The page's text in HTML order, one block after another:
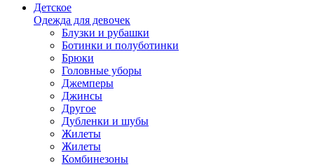
Детское
Одежда для девочек
Блузки и рубашки
Ботинки и полуботинки
Брюки
Головные уборы
Джемперы
Джинсы
Другое
Дубленки и шубы
Жилеты
Жилеты
Комбинезоны